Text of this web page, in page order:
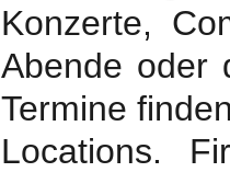
Konzerte,
Abende oder
Termine
Locations.